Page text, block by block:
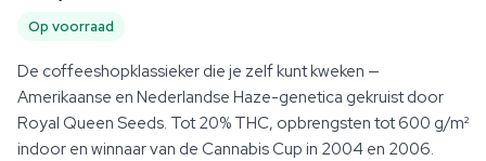
Op voorraad
De coffeeshopklassieker die je zelf kunt kweken —
Amerikaanse en Nederlandse Haze-genetica gekruist door
Royal Queen Seeds. Tot 20% THC, opbrengsten tot 600 g/m²
indoor en winnaar van de Cannabis Cup in 2004 en 2006.